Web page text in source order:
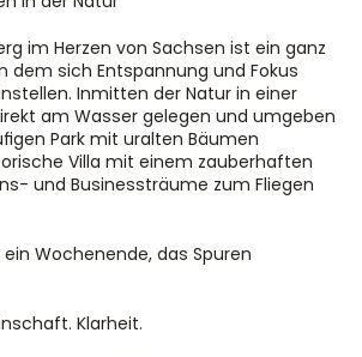
im Herzen von Sachsen ist ein ganz
dem sich Entspannung und Fokus
Inmitten der Natur in einer
am Wasser gelegen und umgeben
Park mit uralten Bäumen
Villa mit einem zauberhaften
und Businessträume zum Fliegen
Wochenende, das Spuren
Klarheit.